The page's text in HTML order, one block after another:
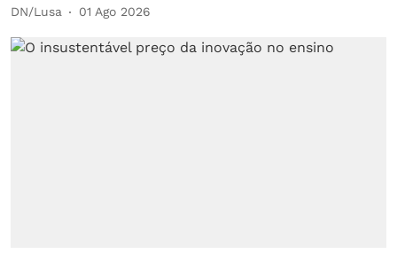
DN/Lusa 01 Ago 2026